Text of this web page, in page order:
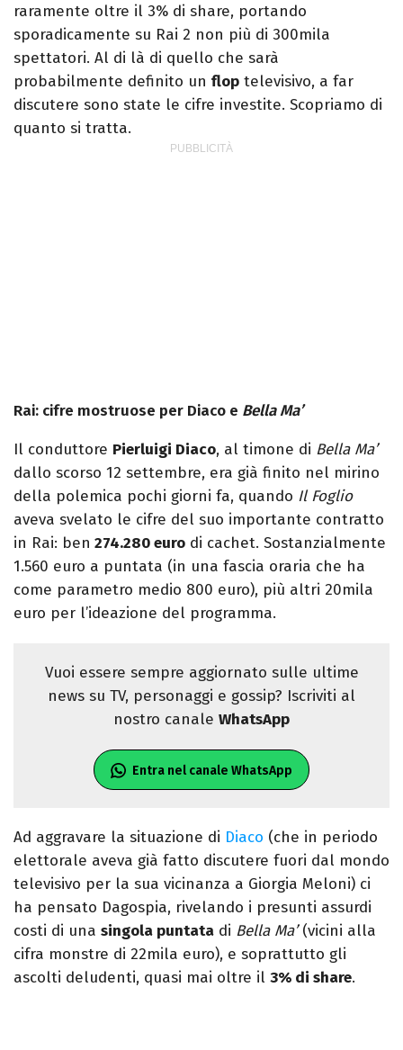
raramente oltre il 3% di share, portando
sporadicamente su Rai 2 non più di 300mila
spettatori. Al di là di quello che sarà
probabilmente definito un flop televisivo, a far
discutere sono state le cifre investite. Scopriamo di
quanto si tratta.
Rai: cifre mostruose per Diaco e Bella Ma’
Il conduttore Pierluigi Diaco, al timone di Bella Ma’
dallo scorso 12 settembre, era già finito nel mirino
della polemica pochi giorni fa, quando Il Foglio
aveva svelato le cifre del suo importante contratto
in Rai: ben 274.280 euro di cachet. Sostanzialmente
1.560 euro a puntata (in una fascia oraria che ha
come parametro medio 800 euro), più altri 20mila
euro per l’ideazione del programma.
Vuoi essere sempre aggiornato sulle ultime
news su TV, personaggi e gossip? Iscriviti al
nostro canale WhatsApp
Entra nel canale WhatsApp
Ad aggravare la situazione di Diaco (che in periodo
elettorale aveva già fatto discutere fuori dal mondo
televisivo per la sua vicinanza a Giorgia Meloni) ci
ha pensato Dagospia, rivelando i presunti assurdi
costi di una singola puntata di Bella Ma’(vicini alla
cifra monstre di 22mila euro), e soprattutto gli
ascolti deludenti, quasi mai oltre il 3% di share.